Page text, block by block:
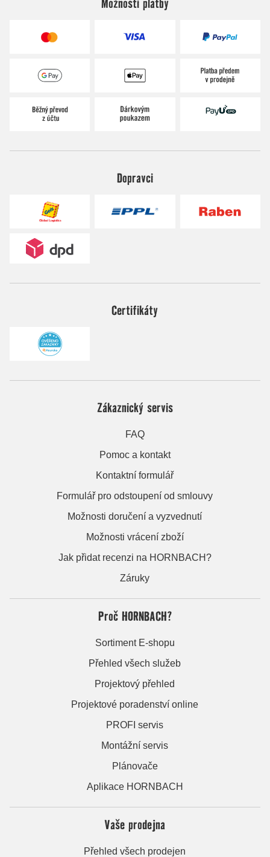
Dopravci
Certifikáty
Zákaznický servis
FAQ
Pomoc a kontakt
Kontaktní formulář
Formulář pro odstoupení od smlouvy
Možnosti doručení a vyzvednutí
Možnosti vrácení zboží
Jak přidat recenzi na HORNBACH?
Záruky
Proč HORNBACH?
Sortiment E-shopu
Přehled všech služeb
Projektový přehled
Projektové poradenství online
PROFI servis
Montážní servis
Plánovače
Aplikace HORNBACH
Vaše prodejna
Přehled všech prodejen